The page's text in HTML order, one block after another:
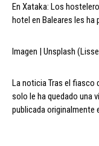
En Xataka: Los
hotel en Baleares les ha
Imagen | Unsplash
La noticia Tras el fiasco
solo le ha quedado una
publicada originalmente